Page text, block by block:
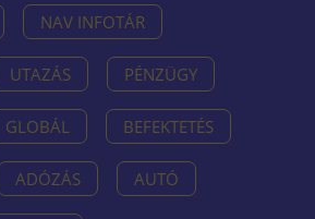
NAV INFOTÁR
UTAZÁS PÉNZÜGY
GLOBÁL BEFEKTETÉS
ADÓZÁS AUTÓ